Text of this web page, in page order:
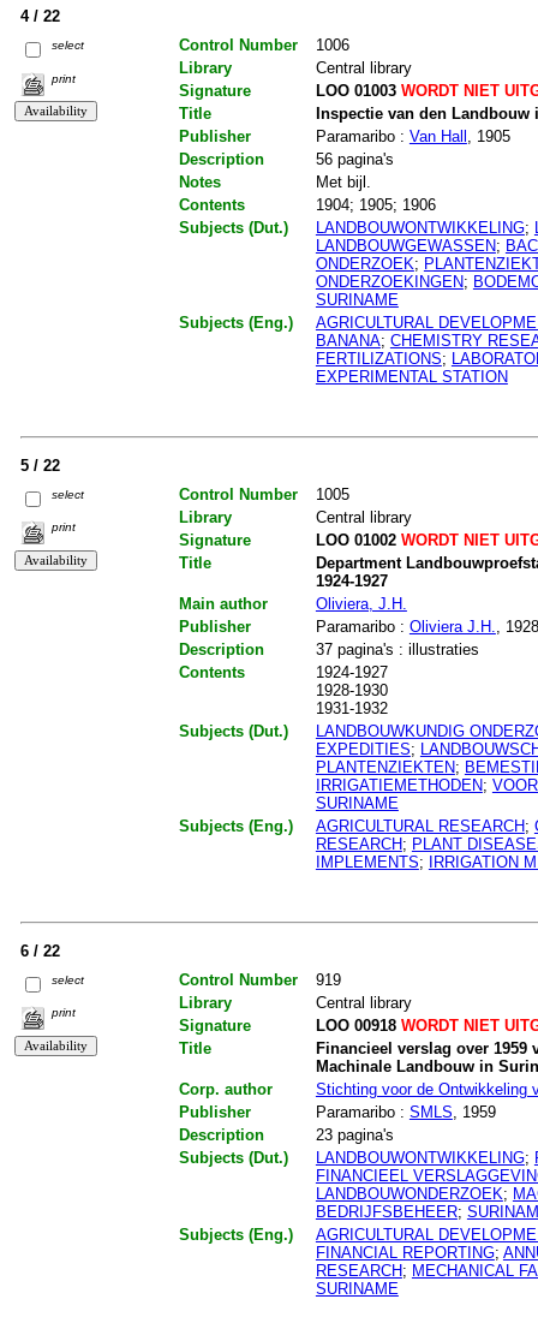
4 / 22
select
print
Control Number
1006
Library
Central library
Signature
LOO 01003WORDT NIET
Title
Inspectie van den
Publisher
Paramaribo : Van Hall , 1905
Description
56 pagina's
Notes
Met bijl.
Contents
1904; 1905; 1906
Subjects (Dut.)
LANDBOUWONTWIKKELING;
LANDBOUWGEWASSEN;
ONDERZOEK;
ONDERZOEKINGEN;
SURINAME
Subjects (Eng.)
AGRICULTURAL
BANANA; CHEMISTRY
FERTILIZATIONS;
EXPERIMENTAL STATION
5 / 22
select
print
Control Number
1005
Library
Central library
Signature
LOO 01002WORDT NIET
Title
Department
1924-1927
Main author
Oliviera, J.H.
Publisher
Paramaribo : Oliviera J.H.
, 1928
Description
37 pagina's : illustraties
Contents
1924-1927
1928-1930
1931-1932
Subjects (Dut.)
LANDBOUWKUNDIG
EXPEDITIES;
PLANTENZIEKTEN;
IRRIGATIEMETHODEN;
SURINAME
Subjects (Eng.)
AGRICULTURAL RESEARCH;
RESEARCH; PLANT
IMPLEMENTS; IRRIGATION
6 / 22
select
print
Control Number
919
Library
Central library
Signature
LOO 00918WORDT NIET
Title
Financieel verslag over
Machinale Landbouw in
Corp. author
Stichting voor de Ontwikkeling
Publisher
Paramaribo : SMLS , 1959
Description
23 pagina's
Subjects (Dut.)
LANDBOUWONTWIKKELING;
FINANCIEEL
LANDBOUWONDERZOEK;
BEDRIJFSBEHEER;
Subjects (Eng.)
AGRICULTURAL
FINANCIAL REPORTING;
RESEARCH; MECHANICAL
SURINAME